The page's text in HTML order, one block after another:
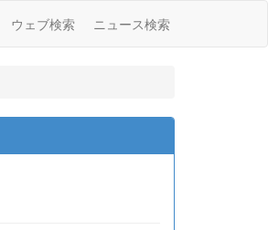
ウェブ検索 ニュース検索